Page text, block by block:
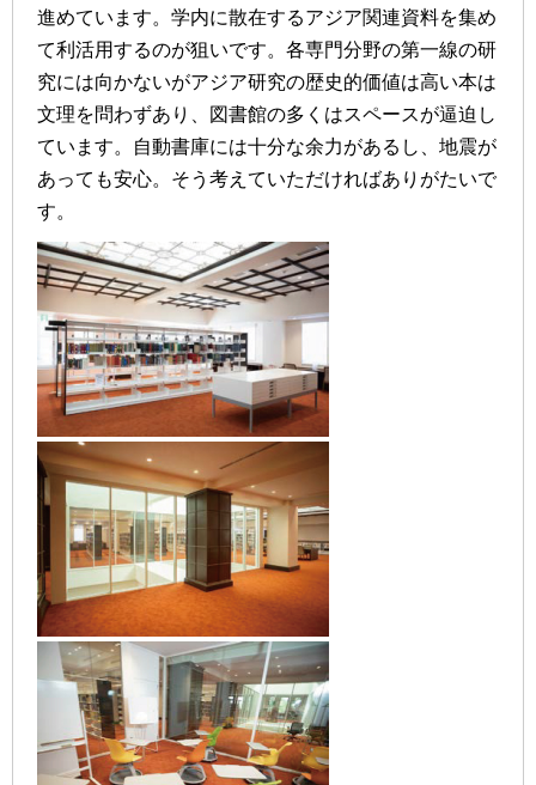
進めています。学内に散在するアジア関連資料を集め
て利活用するのが狙いです。各専門分野の第一線の研
究には向かないがアジア研究の歴史的価値は高い本は
文理を問わずあり、図書館の多くはスペースが逼迫し
ています。自動書庫には十分な余力があるし、地震が
あっても安心。そう考えていただければありがたいで
す。